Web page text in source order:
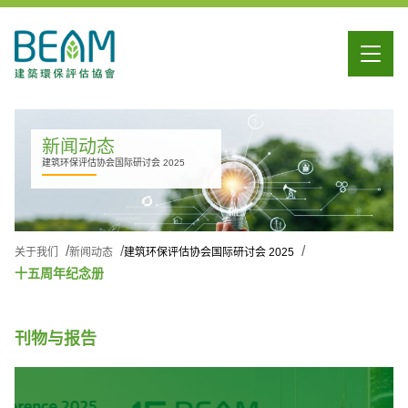
新闻动态
建筑环保评估协会国际研讨会 2025
关于我们 新闻动态 建筑环保评估协会国际研讨会 2025
十五周年纪念册
刊物与报告